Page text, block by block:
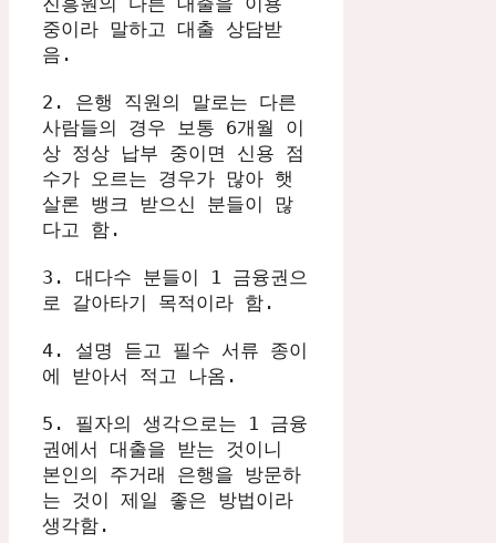
중이라 말하고 대출 상담받
음.
2. 은행 직원의 말로는 다른
사람들의 경우 보통 6개월 이
상 정상 납부 중이면 신용 점
수가 오르는 경우가 많아 햇
살론 뱅크 받으신 분들이 많
다고 함.
3. 대다수 분들이 1 금융권으
로 갈아타기 목적이라 함.
4. 설명 듣고 필수 서류 종이
에 받아서 적고 나옴.
5. 필자의 생각으로는 1 금융
권에서 대출을 받는 것이니
본인의 주거래 은행을 방문하
는 것이 제일 좋은 방법이라